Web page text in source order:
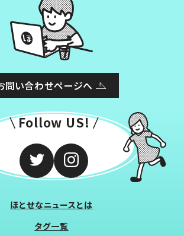
問い合わせページへ
Follow US!
ほとせなニュースとは
タグ一覧